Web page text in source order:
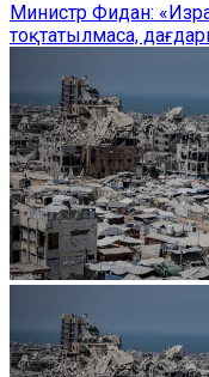
Министр Фидан:
тоқтатылмаса,